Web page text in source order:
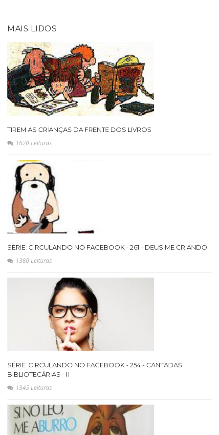
MAIS LIDOS
TIREM AS CRIANÇAS DA FRENTE DOS LIVROS
1620 Leituras
SÉRIE: CIRCULANDO NO FACEBOOK - 261 - DEUS ME CRIANDO
1380 Leituras
SÉRIE: CIRCULANDO NO FACEBOOK - 254 - CANTADAS
BIBLIOTECÁRIAS - II
1345 Leituras